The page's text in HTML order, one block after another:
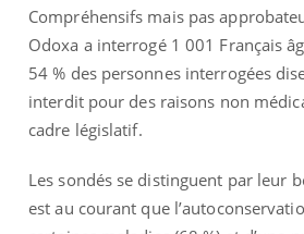
Compréhensifs mais pas
Odoxa a interrogé 1 001 Français
54 % des personnes interrogées
interdit pour des raisons non
cadre législatif.
Les sondés se distinguent par leur
est au courant que